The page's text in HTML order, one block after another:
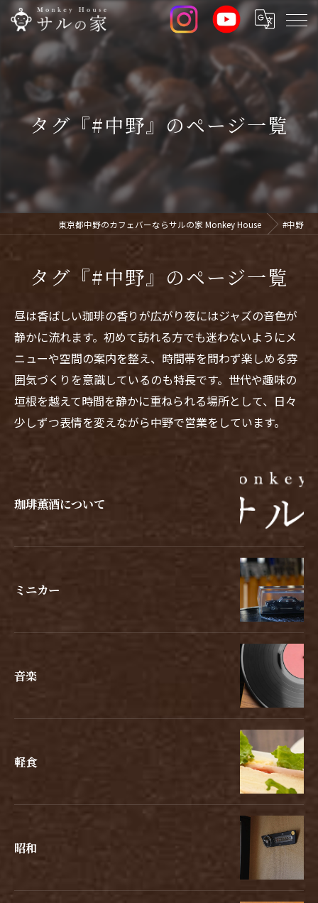
タグ『#中野』のページ一覧
東京都中野のカフェバーならサルの家 Monkey House #中野
タグ『#中野』のページ一覧
昼は香ばしい珈琲の香りが広がり夜にはジャズの音色が
静かに流れます。初めて訪れる方でも迷わないようにメ
ニューや空間の案内を整え、時間帯を問わず楽しめる雰
囲気づくりを意識しているのも特長です。世代や趣味の
垣根を越えて時間を静かに重ねられる場所として、日々
少しずつ表情を変えながら中野で営業をしています。
珈琲薫酒について
ミニカー
音楽
軽食
昭和